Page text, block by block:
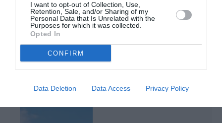
I want to opt-out of Collection, Use,
Retention, Sale, and/or Sharing of my
Personal Data that Is Unrelated with the
Purposes for which it was collected.
Opted In
CONFIRM
Data Deletion Data Access Privacy Policy
vols commerciaux le 23 juillet 2026
air transat haiti ouragan